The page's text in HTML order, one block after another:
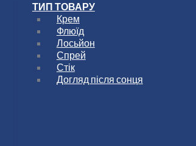
ТИП ТОВАРУ
Крем
Флюїд
Лосьйон
Спрей
Стік
Догляд після сонця